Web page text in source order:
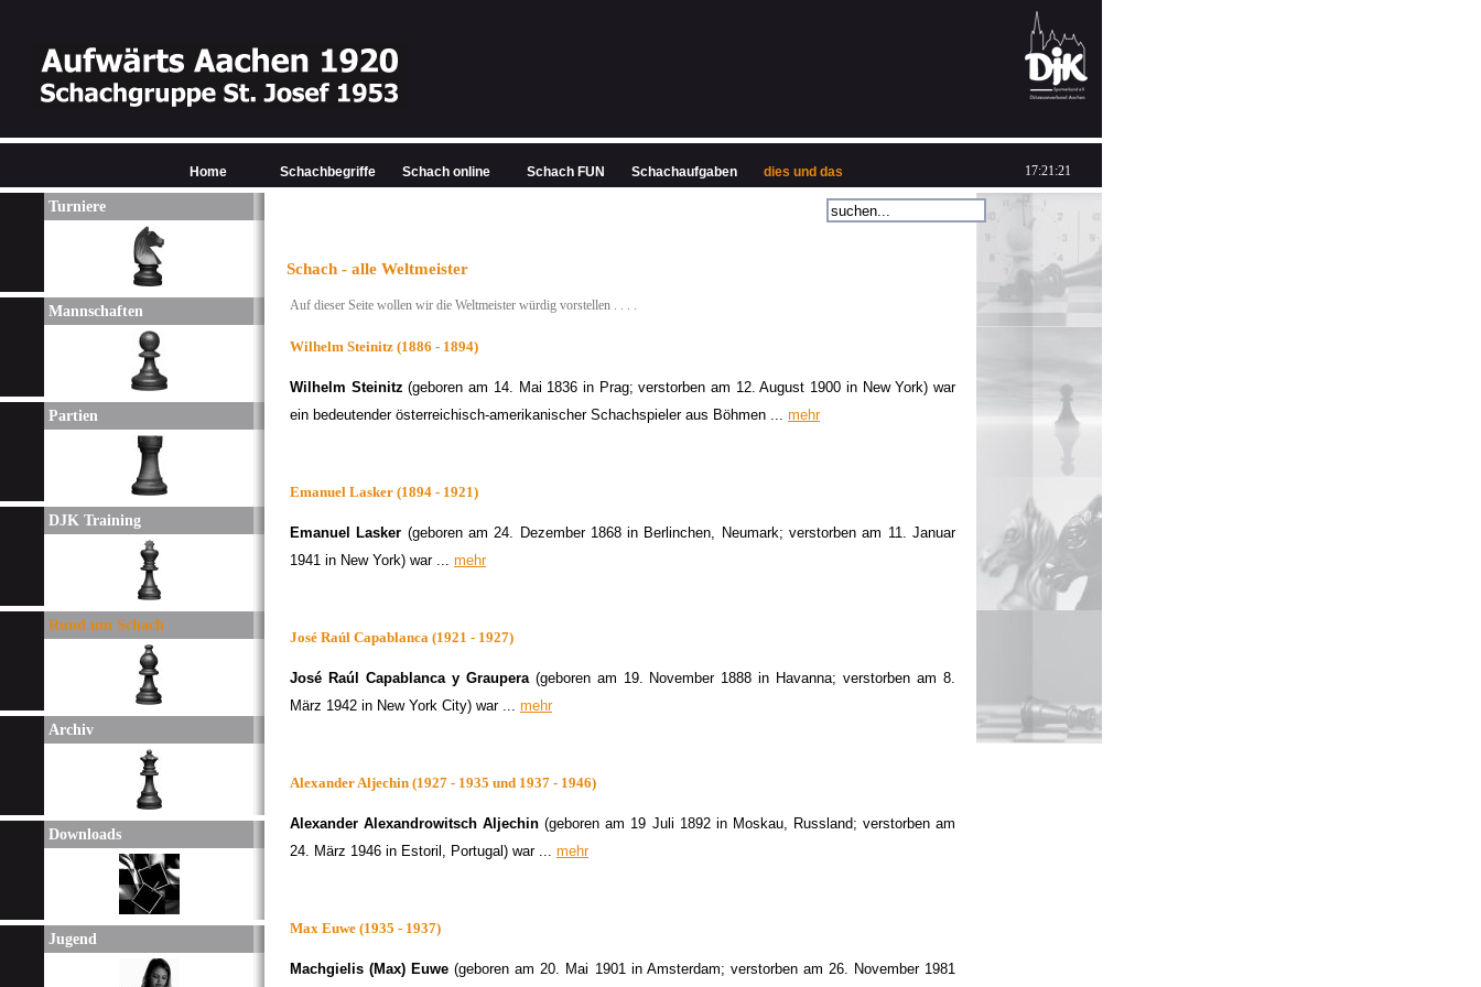
Turniere
Mannschaften
Partien
DJK Training
Rund um Schach
Archiv
Downloads
Jugend
Schach - alle Weltmeister
Auf dieser Seite wollen wir die Weltmeister würdig vorstellen . . . .
Wilhelm Steinitz (1886 - 1894)
Wilhelm Steinitz (geboren am 14. Mai 1836 in Prag; verstorben am 12. August 1900 in New York) war
ein bedeutender österreichisch-amerikanischer Schachspieler aus Böhmen ... mehr
Emanuel Lasker (1894 - 1921)
Emanuel Lasker (geboren am 24. Dezember 1868 in Berlinchen, Neumark; verstorben am 11. Januar
1941 in New York) war ... mehr
José Raúl Capablanca (1921 - 1927)
José Raúl Capablanca y Graupera(geboren am 19. November 1888 in Havanna; verstorben am 8.
März 1942 in New York City) war ... mehr
Alexander Aljechin (1927 - 1935 und 1937 - 1946)
Alexander Alexandrowitsch Aljechin (geboren am 19 Juli 1892 in Moskau, Russland; verstorben am
24. März 1946 in Estoril, Portugal) war ... mehr
Max Euwe (1935 - 1937)
Machgielis (Max) Euwe (geboren am 20. Mai 1901 in Amsterdam; verstorben am 26. November 1981
Home Schachbegriffe Schach online Schach FUN Schachaufgaben dies und das 17:21:21